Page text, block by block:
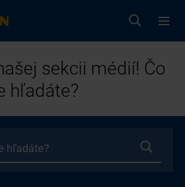
sekcii médií! Čo
hľadáte?